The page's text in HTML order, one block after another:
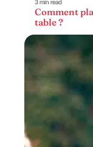
3 min read
Comment
table ?